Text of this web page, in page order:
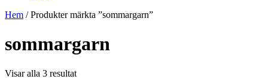
Hem / Produkter märkta ”sommargarn”
sommargarn
Visar alla 3 resultat